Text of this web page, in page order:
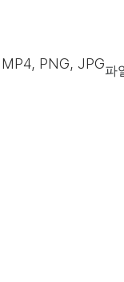
PNG, JPG파